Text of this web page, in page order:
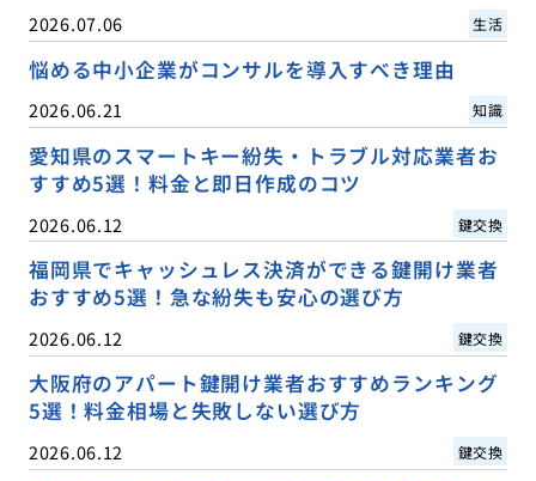
2026.07.06 生活
悩める中小企業がコンサルを導入すべき理由
2026.06.21 知識
愛知県のスマートキー紛失・トラブル対応業者お
すすめ5選！料金と即日作成のコツ
2026.06.12 鍵交換
福岡県でキャッシュレス決済ができる鍵開け業者
おすすめ5選！急な紛失も安心の選び方
2026.06.12 鍵交換
大阪府のアパート鍵開け業者おすすめランキング
5選！料金相場と失敗しない選び方
2026.06.12 鍵交換